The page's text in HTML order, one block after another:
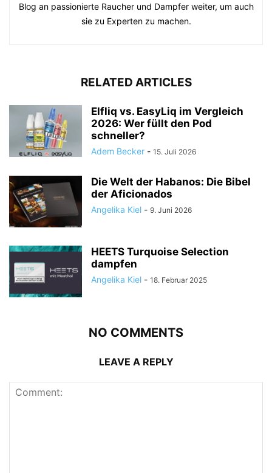
Blog an passionierte Raucher und Dampfer weiter, um auch
sie zu Experten zu machen.
RELATED ARTICLES
Elfliq vs. EasyLiq im Vergleich
2026: Wer füllt den Pod
schneller?
Adem Becker - 15. Juli 2026
Die Welt der Habanos: Die Bibel
der Aficionados
Angelika Kiel - 9. Juni 2026
HEETS Turquoise Selection
dampfen
Angelika Kiel - 18. Februar 2025
NO COMMENTS
LEAVE A REPLY